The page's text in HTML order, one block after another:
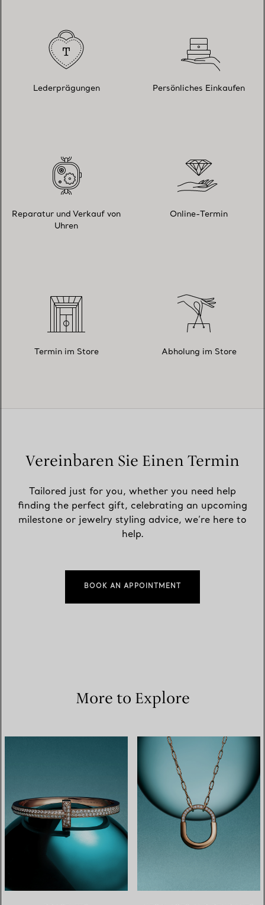
Lederprägungen Persönliches Einkaufen
Reparatur und Verkauf von
Uhren
Online-Termin
Termin im Store Abholung im Store
Vereinbaren Sie Einen Termin
Tailored just for you, whether you need help
finding the perfect gift, celebrating an upcoming
milestone or jewelry styling advice, we’re here to
help.
BOOK AN APPOINTMENT
More to Explore